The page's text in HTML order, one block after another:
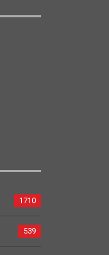
1710
539